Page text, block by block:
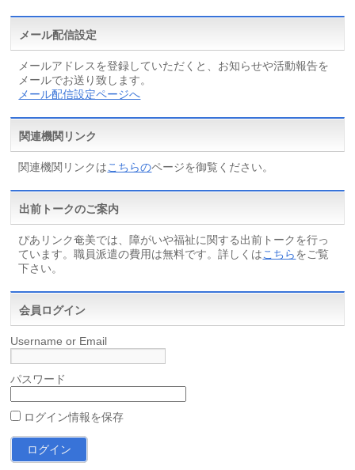
メール配信設定
メールアドレスを登録していただくと、お知らせや活動報告を
メールでお送り致します。
メール配信設定ページへ
関連機関リンク
関連機関リンクはこちらのページを御覧ください。
出前トークのご案内
ぴあリンク奄美では、障がいや福祉に関する出前トークを行っ
ています。職員派遣の費用は無料です。詳しくはこちらをご覧
下さい。
会員ログイン
Username or Email
パスワード
ログイン情報を保存